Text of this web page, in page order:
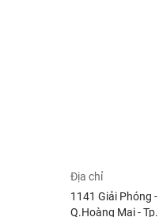
Địa chỉ
1141 Giải Phóng
Q.Hoàng Mai -